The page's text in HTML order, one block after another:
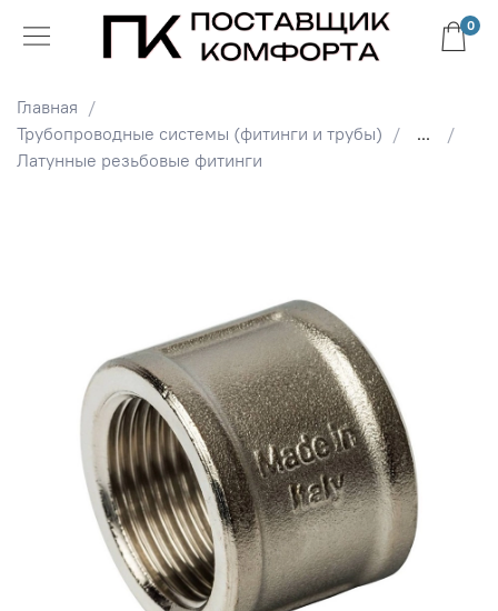
0
Главная
Трубопроводные системы (фитинги и трубы)
...
Латунные резьбовые фитинги